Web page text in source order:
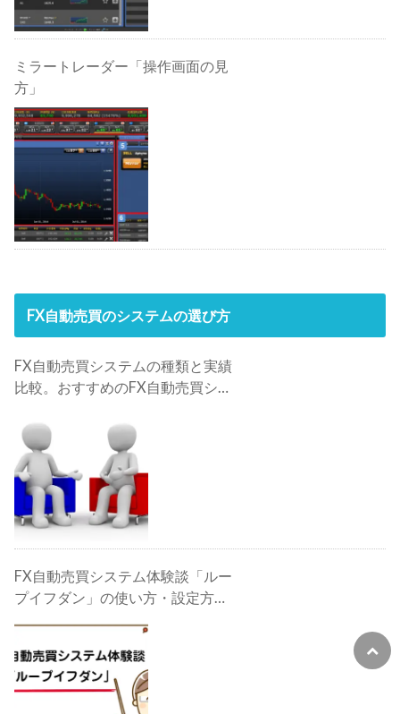
ミラートレーダー「操作画面の見
方」
FX自動売買のシステムの選び方
FX自動売買システムの種類と実績
比較。おすすめのFX自動売買シス
FX自動売買システム体験談「ルー
プイフダン」の使い方・設定方
法・検証・評判・攻略法